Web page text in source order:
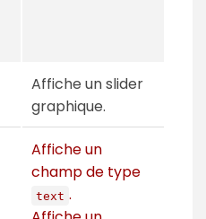
Affiche un slider
graphique.
Affiche un
champ de type
text .